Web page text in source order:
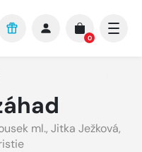
0
ml., Jitka Ježková,